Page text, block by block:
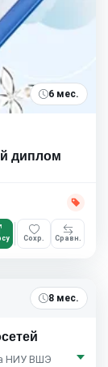
6 мес.
диплом
Сохр. Сравн.
8 мес.
НИУ ВШЭ